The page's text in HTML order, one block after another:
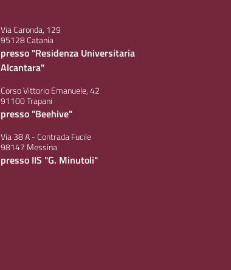
Via Caronda, 129
95128 Catania
presso "Residenza Universitaria
Alcantara"
Corso Vittorio Emanuele, 42
91100 Trapani
presso "Beehive"
Via 38 A - Contrada Fucile
98147 Messina
presso IIS "G. Minutoli"